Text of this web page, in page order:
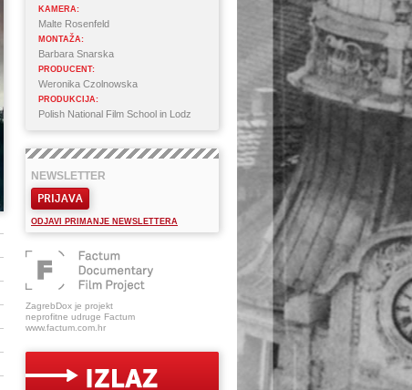
KAMERA:
Malte Rosenfeld
MONTAŽA:
Barbara Snarska
PRODUCENT:
Weronika Czolnowska
PRODUKCIJA:
Polish National Film School in Lodz
NEWSLETTER
PRIJAVA
ODJAVI PRIMANJE NEWSLETTERA
ZagrebDox je projekt
neprofitne udruge Factum
www.factum.com.hr